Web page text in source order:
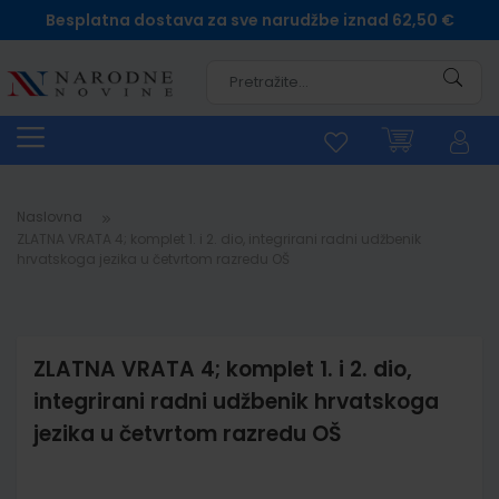
Besplatna dostava za sve narudžbe iznad 62,50 €
Naslovna
ZLATNA VRATA 4; komplet 1. i 2. dio,
integrirani radni udžbenik hrvatskoga
jezika u četvrtom razredu OŠ